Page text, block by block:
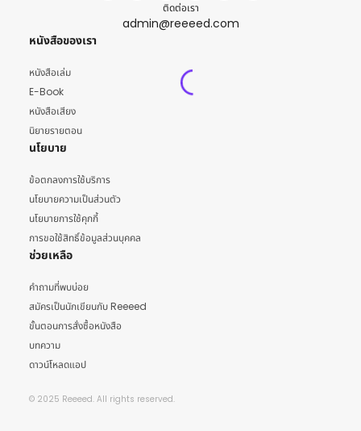
ติดต่อเรา
admin@reeeed.com
หนังสือของเรา
หนังสือเล่ม
E-Book
หนังสือเสียง
นิยายรายตอน
นโยบาย
ข้อตกลงการใช้บริการ
นโยบายความเป็นส่วนตัว
นโยบายการใช้คุกกี้
การขอใช้สิทธิ์ข้อมูลส่วนบุคคล
ช่วยเหลือ
คำถามที่พบบ่อย
สมัครเป็นนักเขียนกับ Reeeed
ขั้นตอนการสั่งซื้อหนังสือ
บทความ
ดาวน์โหลดแอป
© 2025 Reeeed. All rights reserved.